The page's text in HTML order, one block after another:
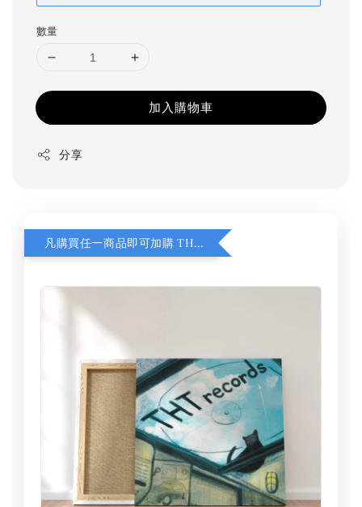
數量
加入購物車
分享
凡購買任一商品即可加購 THT 九週年 同一片天空 無框畫 30 x 30 cm 附掛勾 (黑膠封面大小）